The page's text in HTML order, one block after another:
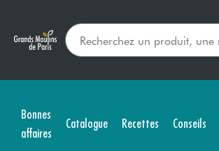
Bonnes
affaires
Catalogue Recettes Conseils